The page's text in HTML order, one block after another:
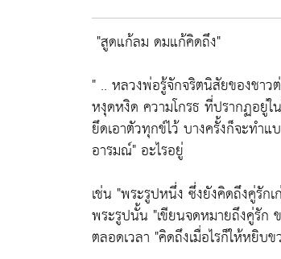
"สูดแก้ลม ดมแก้คิดถึง"
" .. หลวงพ่อรู้จักจริตนิสัยของชาว
หงุดหงิด ความโกรธ ที่ปรากฏอยู่ใ
ยึดเอาตัวทุกข์ไว้ บางครั้งก็จะทำแ
อารมณ์"อะไรอยู่
เช่น "พระรูปหนึ่ง ซึ่งยังคิดถึงคู่รัก
พระรูปนั้น "เขียนจดหมายถึงคู่รัก
ตลอดเวลา "คิดถึงเมื่อไรก็ให้หยิบ